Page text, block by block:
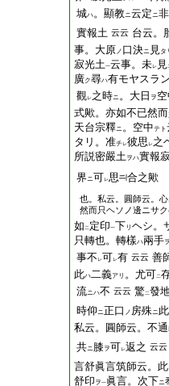
城ハ。顯教ニ云定ニ非
實報土 云云 台云。
事。大原ノ 口決ニ 見タ
寂光土一云事。未レ 見
廣ク尋ハ有モヤスラ
觀レ之時ニ。大日 ヲ
式歟。亦如不已然
天台宗釋ニ。空中テト
タリ。准チレ彼思 レ之
所説密嚴土ヲハ實報
界ニ可レ思 合之歟
也。私云。圓師云。心
然而只ヘソノ邊ニサ
如 二 定印一下 リ ヘシ。
只轉也。轉樣ハ兩手
事不 レ可レ有 云云 善
此ハ二義アリ 。尤可二
流ニハ不 云云 驚二發
時仰ニ正口 ノ 房殊ニ
私云。圓師云。不
共ニ膝ヲ可レ返之 云云
言舒眞言筑師云。
舒印 ヲ一眞言。次下ニ